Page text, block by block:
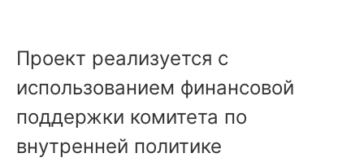
Проект реализуется с
использованием финансовой
поддержки комитета по
внутренней политике